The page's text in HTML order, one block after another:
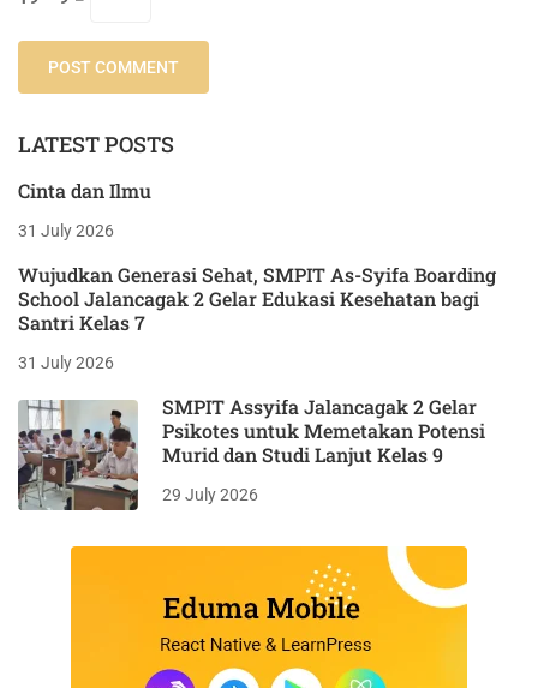
LATEST POSTS
Cinta dan Ilmu
31 July 2026
Wujudkan Generasi Sehat, SMPIT As-Syifa Boarding
School Jalancagak 2 Gelar Edukasi Kesehatan bagi
Santri Kelas 7
31 July 2026
SMPIT Assyifa Jalancagak 2 Gelar
Psikotes untuk Memetakan Potensi
Murid dan Studi Lanjut Kelas 9
29 July 2026